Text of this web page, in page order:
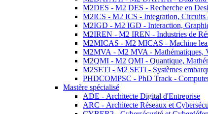
M2DES - M2 DES - Recherche en
M2ICS - M2 ICS - Integration, Circuits
M2IGD - M2 IGD - Interaction,
M2IREN - M2 IREN - Industries de
M2MICAS - M2 MICAS - Machine
M2MVA - M2 MVA - Mathématiques,
M2QMI - M2 QMI - Quantique,
M2SETI - M2 SETI - Systèmes
PHDCOMPSC - PhD Track -
Mastère spécialisé
ADE - Architecte Digital d'Entreprise
ARC - Architecte Réseaux et